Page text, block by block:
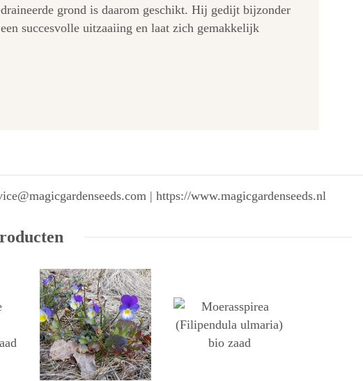
grond is daarom geschikt. Hij gedijt bijzonder
succesvolle uitzaaiing en laat zich gemakkelijk
| https://www.magicgardenseeds.nl